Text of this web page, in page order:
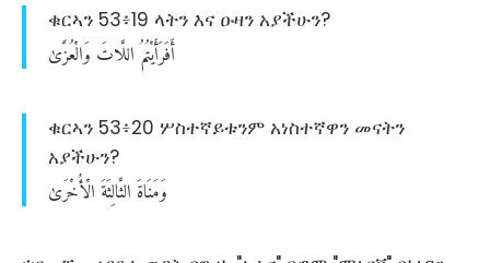
ቁርኣን 53፥19 ላትን እና ዑዛን አያችሁን?
أَفَرَأَيْتُمُاللَّاتَوَالْعُزَّىٰ
ቁርኣን 53፥20 ሦስተኛይቱንም አነስተኛዋን መናትን
አያችሁን?
وَمَنَاةَالثَّالِثَةَالْأُخْرَىٰ